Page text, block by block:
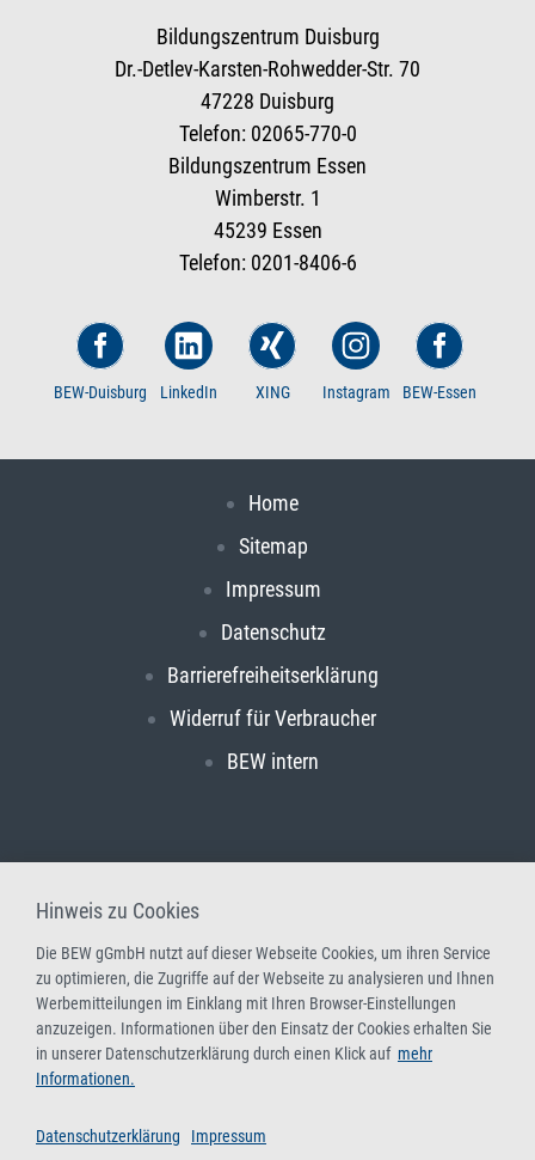
Bildungszentrum Duisburg
Dr.-Detlev-Karsten-Rohwedder-Str. 70
47228 Duisburg
Telefon: 02065-770-0
Bildungszentrum Essen
Wimberstr. 1
45239 Essen
Telefon: 0201-8406-6
BEW-Duisburg LinkedIn XING Instagram BEW-Essen
Home
Sitemap
Impressum
Datenschutz
Barrierefreiheitserklärung
Widerruf für Verbraucher
BEW intern
Hinweis zu Cookies
Die BEW gGmbH nutzt auf dieser Webseite Cookies, um ihren Service
zu optimieren, die Zugriffe auf der Webseite zu analysieren und Ihnen
Werbemitteilungen im Einklang mit Ihren Browser-Einstellungen
anzuzeigen. Informationen über den Einsatz der Cookies erhalten Sie
in unserer Datenschutzerklärung durch einen Klick auf mehr
Informationen.
Datenschutzerklärung Impressum